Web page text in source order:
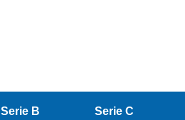
Serie B Serie C